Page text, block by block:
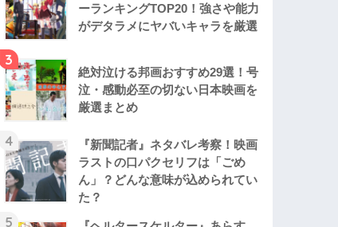
ーランキングTOP20！強さや能力
がデタラメにヤバいキャラを厳選
3
絶対泣ける邦画おすすめ29選！号
泣・感動必至の切ない日本映画を
厳選まとめ
4
『新聞記者』ネタバレ考察！映画
ラストの口パクセリフは「ごめ
ん」？どんな意味が込められてい
た？
5